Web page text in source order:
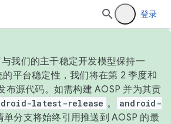
登录
我们的主干稳定开发模型保持一
平台稳定性，我们将在第 2 季度和
布源代码。如需构建 AOSP 并为其贡
latest-release 。
android-
单分支将始终引用推送到 AOSP 的最